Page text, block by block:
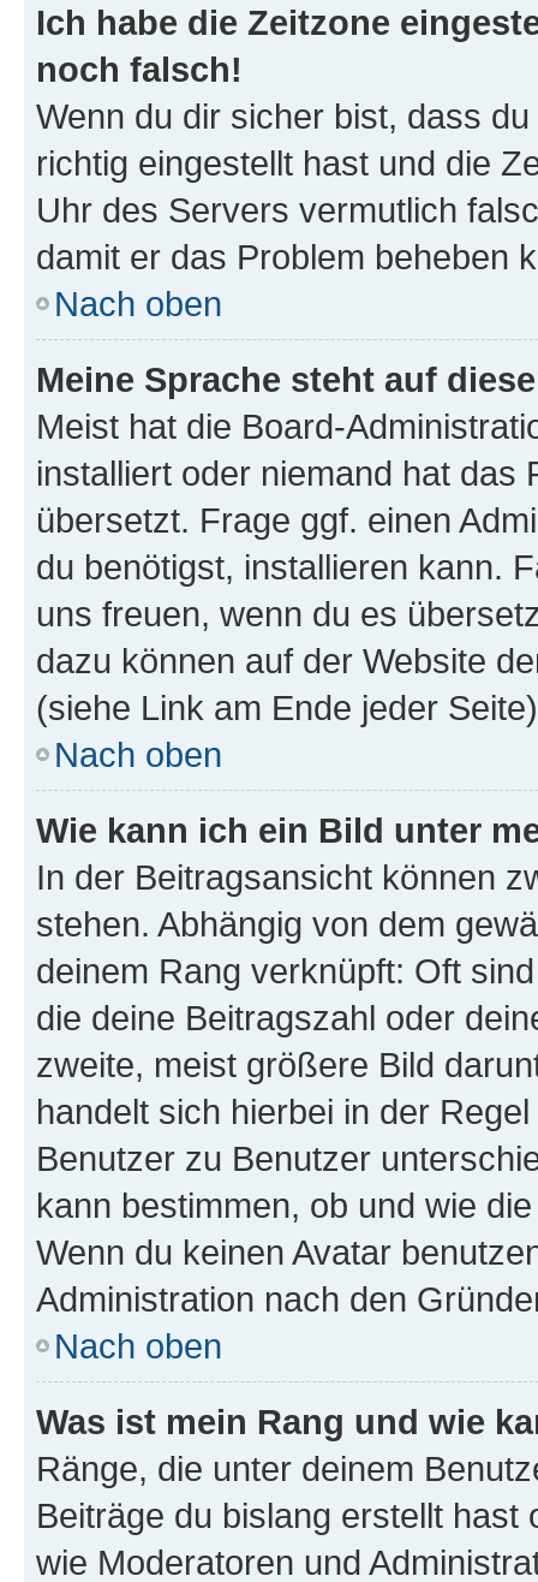
Ich habe die Zeitzone
noch falsch!
Wenn du dir sicher bist, dass
richtig eingestellt hast und die
Uhr des Servers vermutlich
damit er das Problem beheben
Nach oben
Meine Sprache steht auf
Meist hat die Board-
installiert oder niemand hat das
übersetzt. Frage ggf. einen
du benötigst, installieren kann.
uns freuen, wenn du es
dazu können auf der Website
(siehe Link am Ende jeder
Nach oben
Wie kann ich ein Bild unter
In der Beitragsansicht können
stehen. Abhängig von dem
deinem Rang verknüpft: Oft
die deine Beitragszahl oder
zweite, meist größere Bild
handelt sich hierbei in der
Benutzer zu Benutzer
kann bestimmen, ob und wie
Wenn du keinen Avatar
Administration nach den
Nach oben
Was ist mein Rang und wie
Ränge, die unter deinem
Beiträge du bislang erstellt
wie Moderatoren und